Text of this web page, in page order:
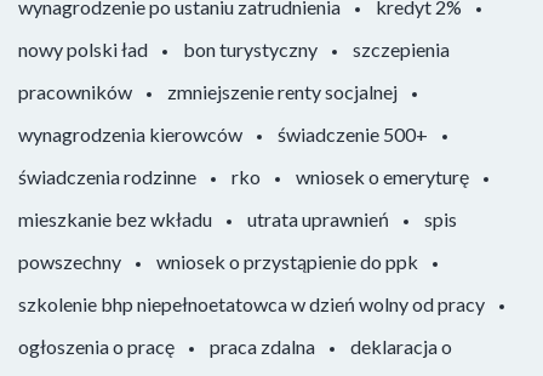
wynagrodzenie po ustaniu zatrudnienia
kredyt 2%
nowy polski ład
bon turystyczny
szczepienia
pracowników
zmniejszenie renty socjalnej
wynagrodzenia kierowców
świadczenie 500+
świadczenia rodzinne
rko
wniosek o emeryturę
mieszkanie bez wkładu
utrata uprawnień
spis
powszechny
wniosek o przystąpienie do ppk
szkolenie bhp niepełnoetatowca w dzień wolny od pracy
ogłoszenia o pracę
praca zdalna
deklaracja o